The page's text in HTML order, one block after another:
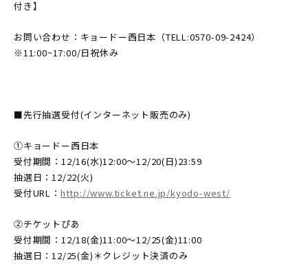
付き】
お問い合わせ：キョードー西日本（TELL:0570-09-2424）
※11:00~17:00/日祝休み
■先行抽選受付(インターネット販売のみ)
①キョードー西日本
受付期間：12/16(水)12:00～12/20(日)23:59
抽選日：12/22(火)
受付URL： http://www.ticket.ne.jp/kyodo-west/
②チケットぴあ
受付期間：12/18(金)11:00～12/25(金)11:00
抽選日：12/25(金)＊クレジット決済のみ